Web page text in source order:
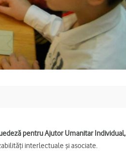
pentru Ajutor Umanitar Individual,
interlectuale şi asociate.